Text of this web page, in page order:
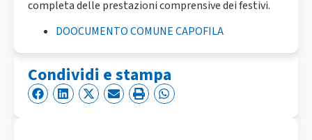
Condividi e stampa
completa delle prestazioni comprensive dei festivi.
DOOCUMENTO COMUNE CAPOFILA